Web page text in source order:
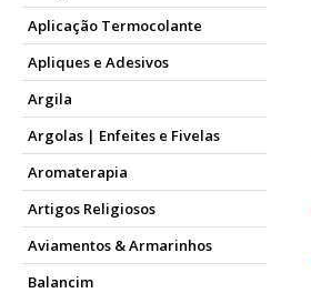
Aplicação Termocolante
Apliques e Adesivos
Argila
Argolas | Enfeites e Fivelas
Aromaterapia
Artigos Religiosos
Aviamentos & Armarinhos
Balancim